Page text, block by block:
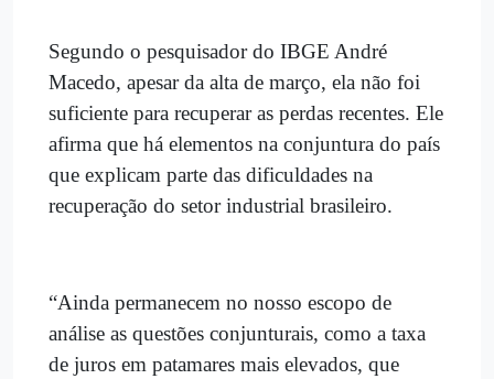
Segundo o pesquisador do IBGE André
Macedo, apesar da alta de março, ela não foi
suficiente para recuperar as perdas recentes. Ele
afirma que há elementos na conjuntura do país
que explicam parte das dificuldades na
recuperação do setor industrial brasileiro.
“Ainda permanecem no nosso escopo de
análise as questões conjunturais, como a taxa
de juros em patamares mais elevados, que